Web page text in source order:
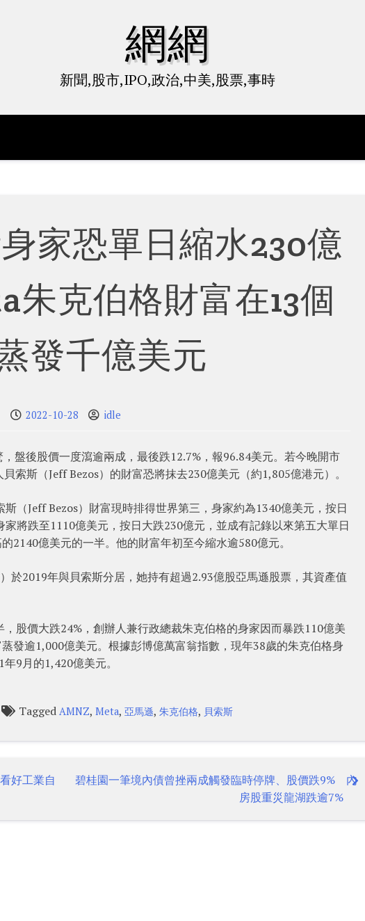
網網
新聞,股市,IPO,政治,中美,股票,事時
家恐單日縮水230億
克伯格財富在13個
發千億美元
2022-10-28 idle
盤後股價一度瀉逾兩成，最後跌12.7%，報96.84美元。若今晚開市
索斯（Jeff Bezos）的財富恐將抹去230億美元（約1,805億港元）。
（Jeff Bezos）財富現時排得世界第三，身家約為1340億美元，按日
將跌至1110億美元，按日大跌230億元，並成有記錄以來第五大單日
2140億美元的一半。他的財富年初至今縮水逾580億元。
於2019年與貝索斯分居，她持有超過2.93億股亞馬遜股票，其資產值
股價大跌24%，創辦人兼行政總裁朱克伯格的身家因而暴跌110億美
發逾1,000億美元。根據彭博億萬富翁指數，現年38歲的朱克伯格身
9月的1,420億美元。
TaggedAMNZ,Meta,亞馬遜,朱克伯格, 貝索斯
好工業自
碧桂園一筆境內債曾挫兩成觸發臨時停牌、股價跌9% 內
房股重災龍湖跌逾7%